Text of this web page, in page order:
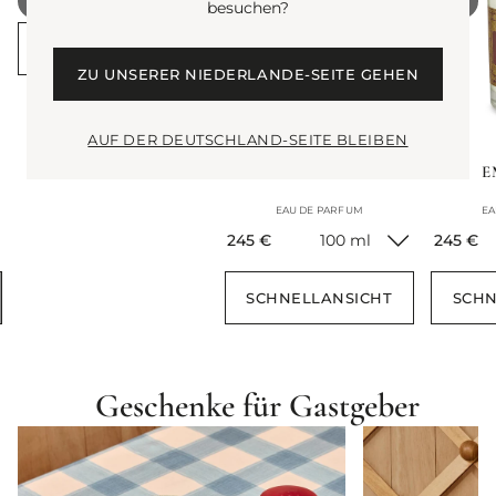
SCHNELLANSICHT
BEST SELLER
EAU DE PARFUM
current price
245 € 100 ml
SCHNELLANSICHT
245 €
Geschenke für Gastgeber
besuchen?
ZU UNSERER NIEDERLANDE-SEITE GEHEN
AUF DER DEUTSCHLAND-SEITE BLEIBEN